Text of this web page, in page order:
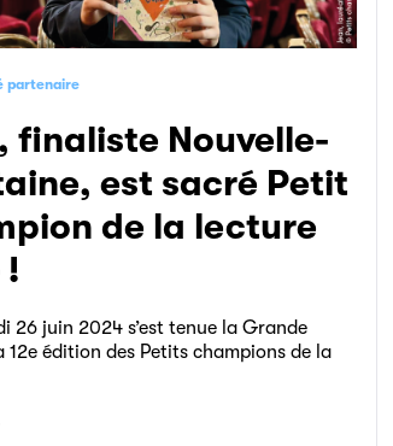
partenaire
est sacré Petit
de la lecture
!
26 juin 2024 s’est tenue la Grande
12e édition des Petits champions de la